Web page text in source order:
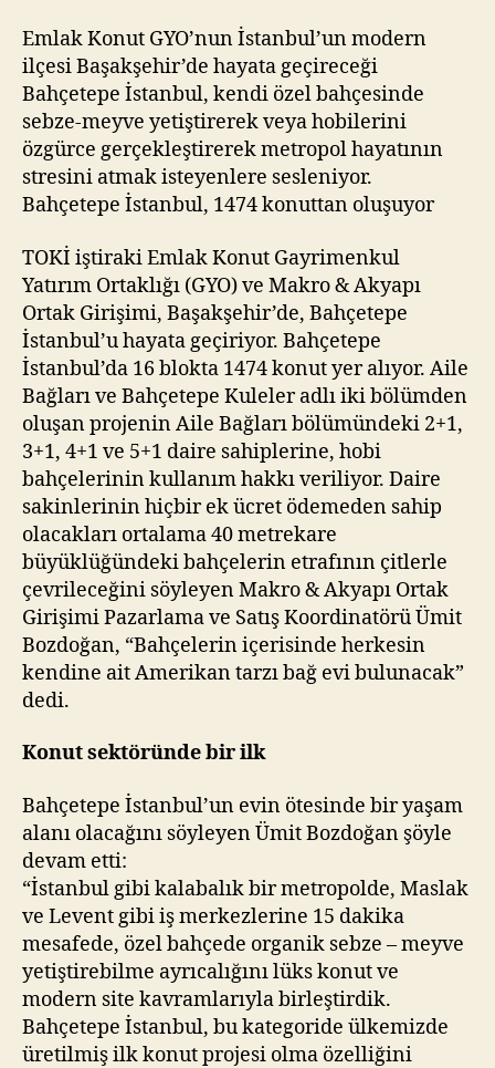
Emlak Konut GYO’nun İstanbul’un modern
ilçesi Başakşehir’de hayata geçireceği
Bahçetepe İstanbul, kendi özel bahçesinde
sebze-meyve yetiştirerek veya hobilerini
özgürce gerçekleştirerek metropol hayatının
stresini atmak isteyenlere sesleniyor.
Bahçetepe İstanbul, 1474 konuttan oluşuyor
TOKİ iştiraki Emlak Konut Gayrimenkul
Yatırım Ortaklığı (GYO) ve Makro & Akyapı
Ortak Girişimi, Başakşehir’de, Bahçetepe
İstanbul’u hayata geçiriyor. Bahçetepe
İstanbul’da 16 blokta 1474 konut yer alıyor. Aile
Bağları ve Bahçetepe Kuleler adlı iki bölümden
oluşan projenin Aile Bağları bölümündeki 2+1,
3+1, 4+1 ve 5+1 daire sahiplerine, hobi
bahçelerinin kullanım hakkı veriliyor. Daire
sakinlerinin hiçbir ek ücret ödemeden sahip
olacakları ortalama 40 metrekare
büyüklüğündeki bahçelerin etrafının çitlerle
çevrileceğini söyleyen Makro & Akyapı Ortak
Girişimi Pazarlama ve Satış Koordinatörü Ümit
Bozdoğan, “Bahçelerin içerisinde herkesin
kendine ait Amerikan tarzı bağ evi bulunacak”
dedi.
Konut sektöründe bir ilk
Bahçetepe İstanbul’un evin ötesinde bir yaşam
alanı olacağını söyleyen Ümit Bozdoğan şöyle
devam etti:
“İstanbul gibi kalabalık bir metropolde, Maslak
ve Levent gibi iş merkezlerine 15 dakika
mesafede, özel bahçede organik sebze – meyve
yetiştirebilme ayrıcalığını lüks konut ve
modern site kavramlarıyla birleştirdik.
Bahçetepe İstanbul, bu kategoride ülkemizde
üretilmiş ilk konut projesi olma özelliğini